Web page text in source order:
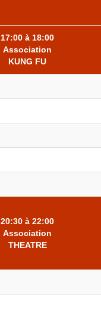
17:00 à 18:00
Association
KUNG FU
20:30 à 22:00
Association
THEATRE